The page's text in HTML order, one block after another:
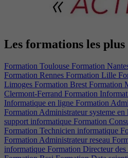
Les formations les plus
Formation Toulouse Formation
Formation Rennes Formation Lille
Limoges Formation Brest Formation
Clermont-Ferrand Formation
Informatique en ligne Formation
Formation Administrateur systeme en
support informatique Formation
Formation Technicien informatique
Formation Administrateur reseau
informatique Formation Directeur